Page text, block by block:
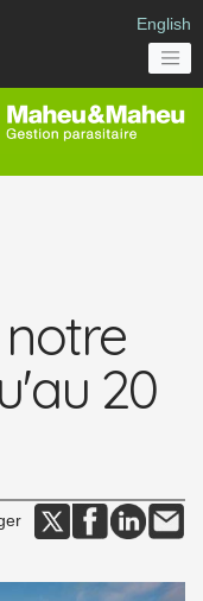
English
20